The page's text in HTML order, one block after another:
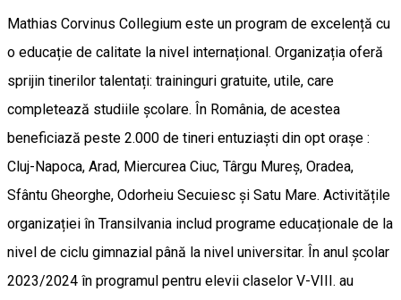
Mathias Corvinus Collegium este un program de excelență cu
o educație de calitate la nivel internațional. Organizația oferă
sprijin tinerilor talentați: traininguri gratuite, utile, care
completează studiile școlare. În România, de acestea
beneficiază peste 2.000 de tineri entuziaști din opt orașe :
Cluj-Napoca, Arad, Miercurea Ciuc, Târgu Mureș, Oradea,
Sfântu Gheorghe, Odorheiu Secuiesc și Satu Mare. Activitățile
organizației în Transilvania includ programe educaționale de la
nivel de ciclu gimnazial până la nivel universitar. În anul școlar
2023/2024 în programul pentru elevii claselor V-VIII. au